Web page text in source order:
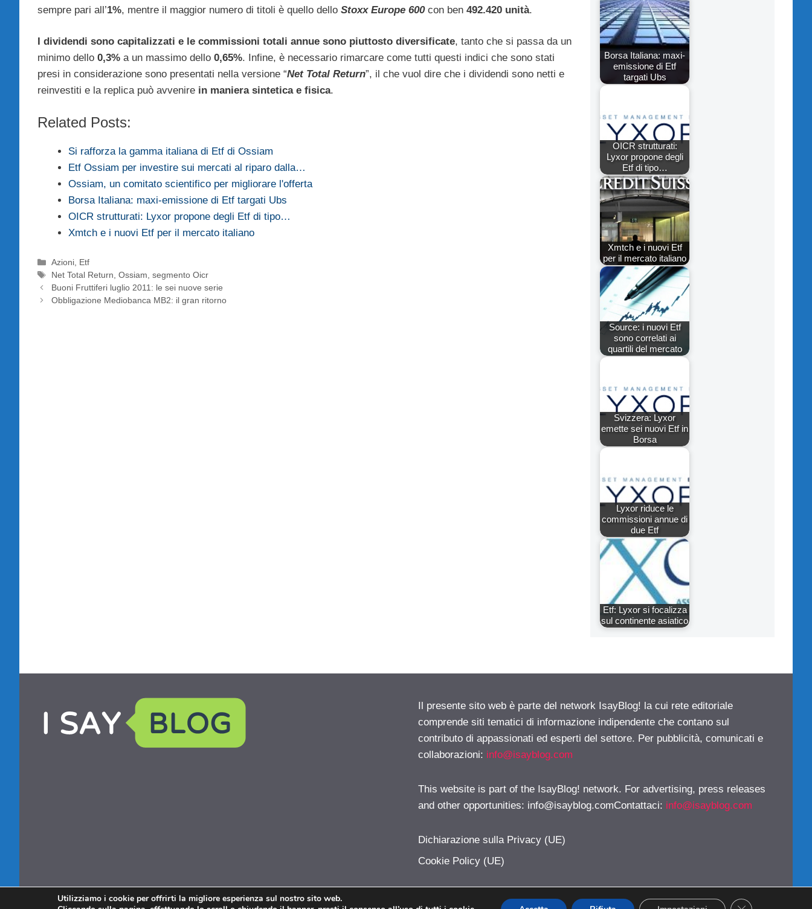
sempre pari all’1%, mentre il maggior numero di titoli è quello dello Stoxx Europe 600con ben 492.420 unità.
I dividendi sono capitalizzati e le commissioni totali annue sono piuttosto diversificate, tanto che si passa da un
minimo dello 0,3% a un massimo dello 0,65%. Infine, è necessario rimarcare come tutti questi indici che sono stati
presi in considerazione sono presentati nella versione “Net Total Return”, il che vuol dire che i dividendi sono netti e
reinvestiti e la replica può avvenire in maniera sintetica e fisica.
Related Posts:
Si rafforza la gamma italiana di Etf di Ossiam
Etf Ossiam per investire sui mercati al riparo dalla…
Ossiam, un comitato scientifico per migliorare l'offerta
Borsa Italiana: maxi-emissione di Etf targati Ubs
OICR strutturati: Lyxor propone degli Etf di tipo…
Xmtch e i nuovi Etf per il mercato italiano
Categorie
Azioni, Etf
Tag
Net Total Return,Ossiam,segmento Oicr
Buoni Fruttiferi luglio 2011: le sei nuove serie
Obbligazione Mediobanca MB2: il gran ritorno
Borsa Italiana: maxi-
emissione di Etf
targati Ubs
OICR strutturati:
Lyxor propone degli
Etf di tipo…
Xmtch e i nuovi Etf
per il mercato italiano
Source: i nuovi Etf
sono correlati ai
quartili del mercato
Svizzera: Lyxor
emette sei nuovi Etf in
Borsa
Lyxor riduce le
commissioni annue di
due Etf
Etf: Lyxor si focalizza
sul continente asiatico
Il presente sito web è parte del network IsayBlog! la cui rete editoriale
comprende siti tematici di informazione indipendente che contano sul
contributo di appassionati ed esperti del settore. Per pubblicità, comunicati e
collaborazioni: info@isayblog.com
This website is part of the IsayBlog! network. For advertising, press releases
and other opportunities: info@isayblog.comContattaci: info@isayblog.com
Dichiarazione sulla Privacy (UE)
Cookie Policy (UE)
Utilizziamo i cookie per offrirti la migliore esperienza sul nostro sito web.
CLOSE GDPR